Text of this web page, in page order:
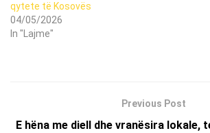
qytete të Kosovës
04/05/2026
In "Lajme"
Previous Post
E hëna me diell dhe vranësira lokale,